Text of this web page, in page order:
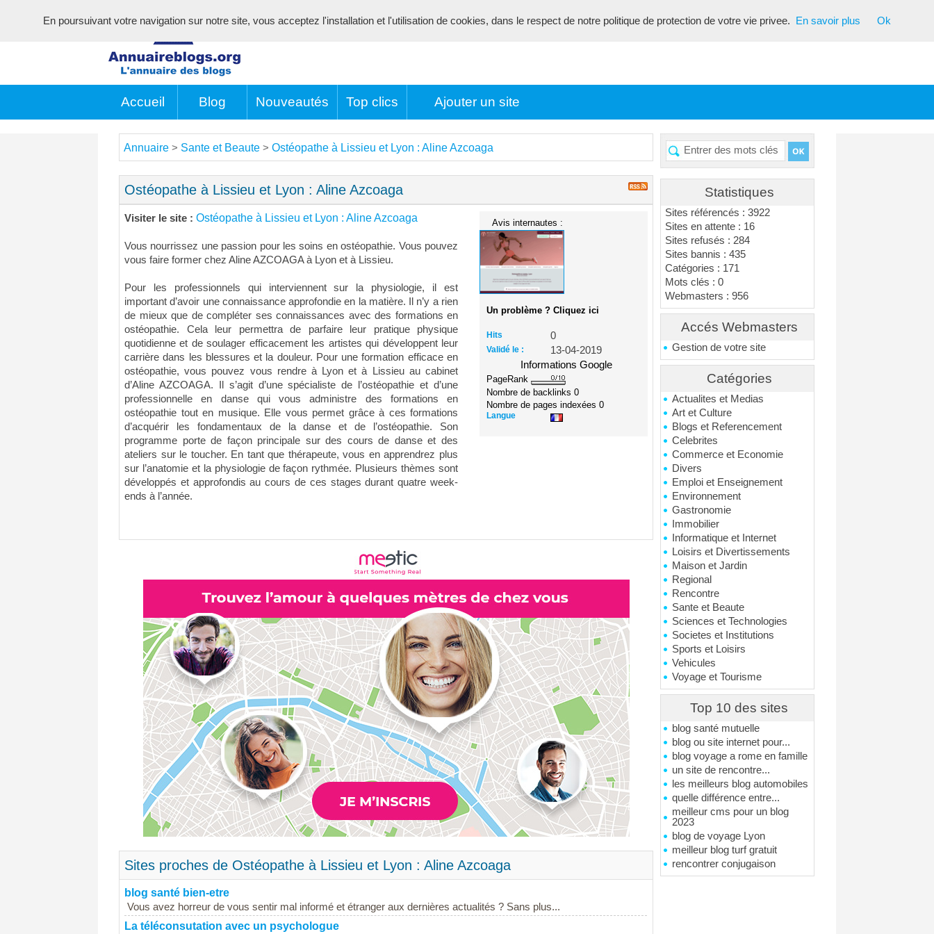
Accueil Blog Nouveautés Top clics Ajouter un site
Statistiques
Sites référencés : 3922
Sites en attente : 16
Sites refusés : 284
Sites bannis : 435
Catégories : 171
Mots clés : 0
Webmasters : 956
Accés Webmasters
Gestion de votre site
Catégories
Actualites et Medias
Art et Culture
Blogs et Referencement
Celebrites
Commerce et Economie
Divers
Emploi et Enseignement
Environnement
Gastronomie
Immobilier
Informatique et Internet
Loisirs et Divertissements
Maison et Jardin
Regional
Rencontre
Sante et Beaute
Sciences et Technologies
Societes et Institutions
Sports et Loisirs
Vehicules
Voyage et Tourisme
Top 10 des sites
blog santé mutuelle
blog ou site internet pour...
blog voyage a rome en famille
un site de rencontre...
les meilleurs blog automobiles
quelle différence entre...
meilleur cms pour un blog
2023
blog de voyage Lyon
meilleur blog turf gratuit
rencontrer conjugaison
Annuaire > Sante et Beaute > Ostéopathe à Lissieu et Lyon : Aline Azcoaga
Ostéopathe à Lissieu et Lyon : Aline Azcoaga
Visiter le site : Ostéopathe à Lissieu et Lyon : Aline Azcoaga
Vous nourrissez une passion pour les soins en ostéopathie. Vous pouvez
vous faire former chez Aline AZCOAGA à Lyon et à Lissieu.
Pour les professionnels qui interviennent sur la physiologie, il est
important d’avoir une connaissance approfondie en la matière. Il n’y a rien
de mieux que de compléter ses connaissances avec des formations en
ostéopathie. Cela leur permettra de parfaire leur pratique physique
quotidienne et de soulager efficacement les artistes qui développent leur
carrière dans les blessures et la douleur. Pour une formation efficace en
ostéopathie, vous pouvez vous rendre à Lyon et à Lissieu au cabinet
d’Aline AZCOAGA. Il s’agit d’une spécialiste de l’ostéopathie et d’une
professionnelle en danse qui vous administre des formations en
ostéopathie tout en musique. Elle vous permet grâce à ces formations
d’acquérir les fondamentaux de la danse et de l’ostéopathie. Son
programme porte de façon principale sur des cours de danse et des
ateliers sur le toucher. En tant que thérapeute, vous en apprendrez plus
sur l’anatomie et la physiologie de façon rythmée. Plusieurs thèmes sont
développés et approfondis au cours de ces stages durant quatre week-
ends à l’année.
Avis internautes :
Un problème ? Cliquez ici
Hits 0
Validé le :
13-04-2019
Informations Google
PageRank
Nombre de backlinks0
Nombre de pages indexées0
Langue
Sites proches de Ostéopathe à Lissieu et Lyon : Aline Azcoaga
blog santé bien-etre
Vous avez horreur de vous sentir mal informé et étranger aux dernières actualités ? Sans plus...
La téléconsutation avec un psychologue
En poursuivant votre navigation sur notre site, vous acceptez l'installation et l'utilisation de cookies, dans le respect de notre politique de protection de votre vie privee. En savoir plus Ok